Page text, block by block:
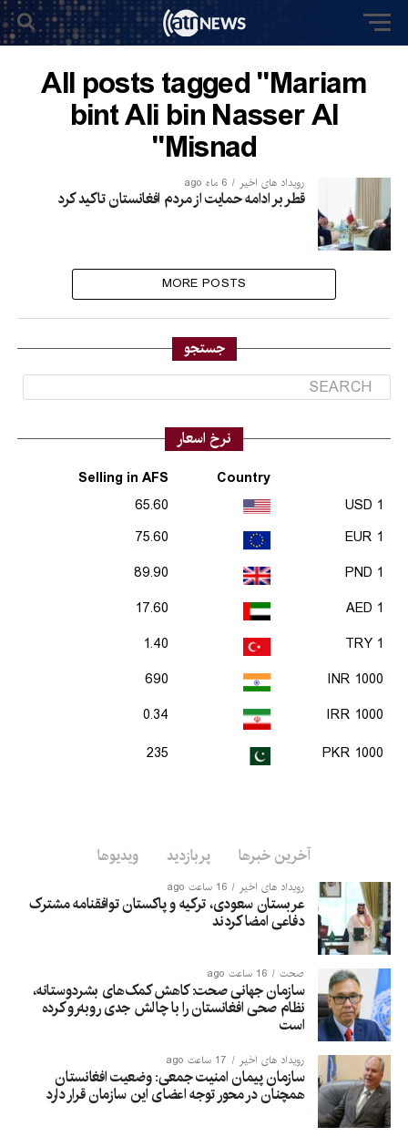
All posts tagged "Mariam
bint Ali bin Nasser Al
Misnad"
رویداد های اخیر 6 ماه ago
قطر بر ادامه حمایت از مردم افغانستان تاکید کرد
MORE POSTS
جستجو
نرخ اسعار
Country
Selling in AFS
1 USD
65.60
1 EUR
75.60
1 PND
89.90
1 AED
17.60
1 TRY
1.40
1000 INR
690
1000 IRR
0.34
1000 PKR
235
آخرین خبرها پربازدید ویدیوها
رویداد های اخیر 16 ساعت ago
عربستان سعودی، ترکیه و پاکستان توافقنامه مشترک
دفاعی امضا کردند
صحت 16 ساعت ago
سازمان جهانی صحت: کاهش کمک‌های بشردوستانه،
نظام صحی افغانستان را با چالش جدی روبه‌رو کرده
است
رویداد های اخیر 17 ساعت ago
سازمان پیمان امنیت جمعی: وضعیت افغانستان
همچنان در محور توجه اعضای این سازمان قرار دارد